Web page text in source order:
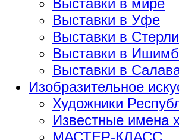
Выставки в мире
Выставки в Уфе
Выставки в
Выставки в
Выставки в
Изобразительное
Художники
Известные имена
МАСТЕР-КЛАСС